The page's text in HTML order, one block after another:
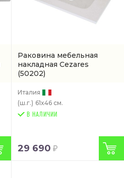
Раковина мебельная
накладная Cezares
(50202)
Италия
(ш.г.) 61x46 см.
В НАЛИЧИИ
29 690